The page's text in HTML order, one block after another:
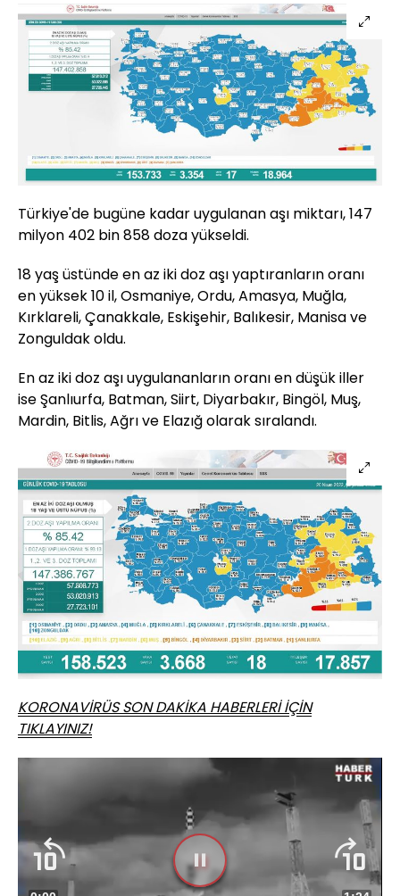
Türkiye'de bugüne kadar uygulanan aşı miktarı, 147
milyon 402 bin 858 doza yükseldi.
18 yaş üstünde en az iki doz aşı yaptıranların oranı
en yüksek 10 il, Osmaniye, Ordu, Amasya, Muğla,
Kırklareli, Çanakkale, Eskişehir, Balıkesir, Manisa ve
Zonguldak oldu.
En az iki doz aşı uygulananların oranı en düşük iller
ise Şanlıurfa, Batman, Siirt, Diyarbakır, Bingöl, Muş,
Mardin, Bitlis, Ağrı ve Elazığ olarak sıralandı.
KORONAVİRÜS SON DAKİKA HABERLERİ İÇİN
TIKLAYINIZ!